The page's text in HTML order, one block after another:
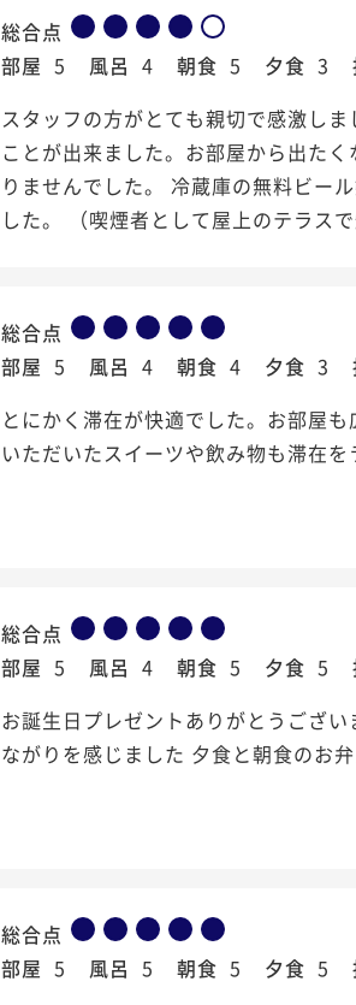
総合点
部屋 5 風呂 4 朝食 5 夕食 3
スタッフの方がとても親切で感激し
ことが出来ました。お部屋から出た
りませんでした。 冷蔵庫の無料ビー
した。 （喫煙者として屋上のテラス
総合点
部屋 5 風呂 4 朝食 4 夕食 3
とにかく滞在が快適でした。お部屋
いただいたスイーツや飲み物も滞在
総合点
部屋 5 風呂 4 朝食 5 夕食 5
お誕生日プレゼントありがとうござ
ながりを感じました 夕食と朝食のお
総合点
部屋 5 風呂 5 朝食 5 夕食 5